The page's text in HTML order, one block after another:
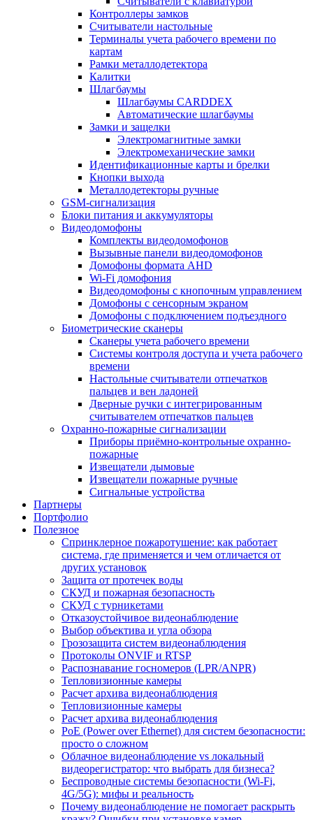
Контроллеры замков
Считыватели настольные
Терминалы учета рабочего времени по
картам
Рамки металлодетектора
Калитки
Шлагбаумы
Шлагбаумы CARDDEX
Автоматические шлагбаумы
Замки и защелки
Электромагнитные замки
Электромеханические замки
Идентификационные карты и брелки
Кнопки выхода
Металлодетекторы ручные
GSM-сигнализация
Блоки питания и аккумуляторы
Видеодомофоны
Комплекты видеодомофонов
Вызывные панели видеодомофонов
Домофоны формата AHD
Wi-Fi домофония
Видеодомофоны с кнопочным управлением
Домофоны с сенсорным экраном
Домофоны с подключением подъездного
Биометрические сканеры
Сканеры учета рабочего времени
Системы контроля доступа и учета рабочего
времени
Настольные считыватели отпечатков
пальцев и вен ладоней
Дверные ручки с интегрированным
считывателем отпечатков пальцев
Охранно-пожарные сигнализации
Приборы приёмно-контрольные охранно-
пожарные
Извещатели дымовые
Извещатели пожарные ручные
Сигнальные устройства
Партнеры
Портфолио
Полезное
Спринклерное пожаротушение: как работает
система, где применяется и чем отличается от
других установок
Защита от протечек воды
СКУД и пожарная безопасность
СКУД с турникетами
Отказоустойчивое видеонаблюдение
Выбор объектива и угла обзора
Грозозащита систем видеонаблюдения
Протоколы ONVIF и RTSP
Распознавание госномеров (LPR/ANPR)
Тепловизионные камеры
Расчет архива видеонаблюдения
Тепловизионные камеры
Расчет архива видеонаблюдения
PoE (Power over Ethernet) для систем безопасности:
просто о сложном
Облачное видеонаблюдение vs локальный
видеорегистратор: что выбрать для бизнеса?
Беспроводные системы безопасности (Wi-Fi,
4G/5G): мифы и реальность
Почему видеонаблюдение не помогает раскрыть